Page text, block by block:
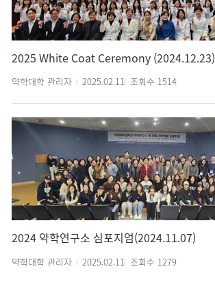
2025 White Coat Ceremony (2024.12.23)
약학대학 관리자 2025.02.11 조회수 1514
2024 약학연구소 심포지엄(2024.11.07)
약학대학 관리자 2025.02.11 조회수 1279